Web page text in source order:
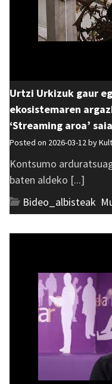
Urtzi Urkizuk gaur
ekosistemaren
‘Streaming aroa’
Posted on 2026-03-12 by
Kontsumo
baten aldeko [...]
Bideo_albisteak